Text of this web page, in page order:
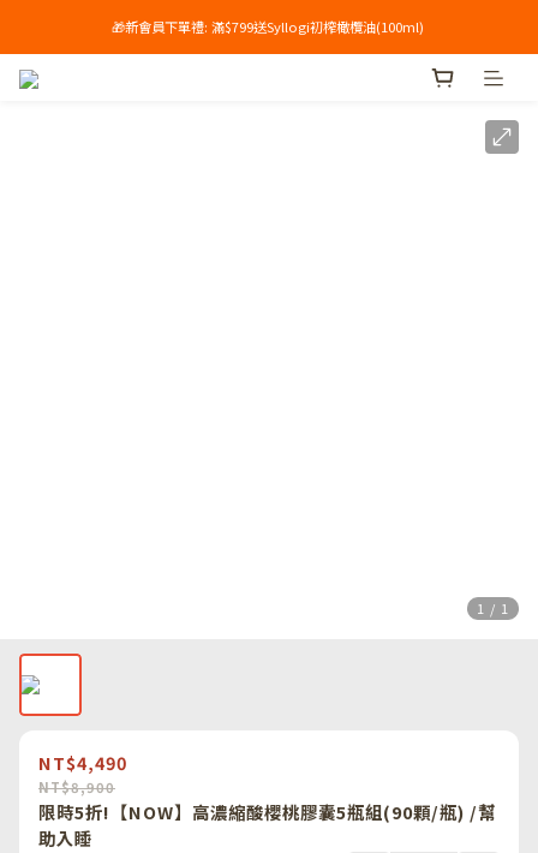
單筆滿$699享免運🔥
🎁新會員下單禮: 滿$799送Syllogi初榨橄欖油(100ml)
1 / 1
NT$4,490
NT$8,900
限時5折!【NOW】高濃縮酸櫻桃膠囊5瓶組(90顆/瓶) /幫
助入睡